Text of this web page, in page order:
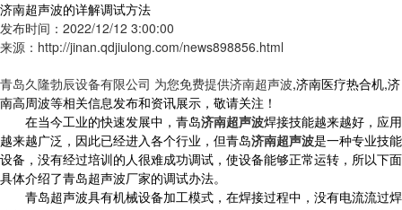
济南超声波的详解调试方法
发布时间：2022/12/12 3:00:00
来源：http://jinan.qdjiulong.com/news898856.html
青岛久隆勃辰设备有限公司 为您免费提供济南超声波,济南医疗热合机,济
南高周波等相关信息发布和资讯展示，敬请关注！
在当今工业的快速发展中，青岛济南超声波焊接技能越来越好，应用
越来越广泛，因此已经进入各个行业，但青岛济南超声波是一种专业技能
设备，没有经过培训的人很难成功调试，使设备能够正常运转，所以下面
具体介绍了青岛超声波厂家的调试办法。
青岛超声波具有机械设备加工模式，在焊接过程中，没有电流流过焊